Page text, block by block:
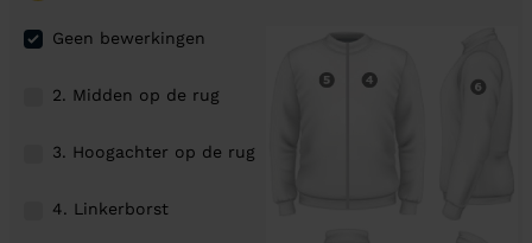
Geen bewerkingen
2. Midden op de rug
3. Hoogachter op de rug
4. Linkerborst